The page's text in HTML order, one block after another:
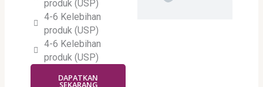
produk (USP)
4-6 Kelebihan
produk (USP)
4-6 Kelebihan
produk (USP)
DAPATKAN